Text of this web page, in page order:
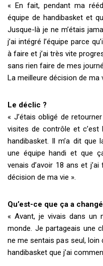
« En fait, pendant ma
équipe de handibasket et
Jusque-là je ne m’étais
j’ai intégré l’équipe parce
à faire et j’ai très vite
sans rien faire de mes
La meilleure décision de ma
Le déclic ?
« J’étais obligé de
visites de contrôle et c’est
handibasket. Il m’a dit que
une équipe handi et que
venais d’avoir 18 ans et
décision de ma vie ».
Qu’est-ce que ça a
« Avant, je vivais dans un
monde. Je partageais une
ne me sentais pas seul, loin
handibasket que j’ai